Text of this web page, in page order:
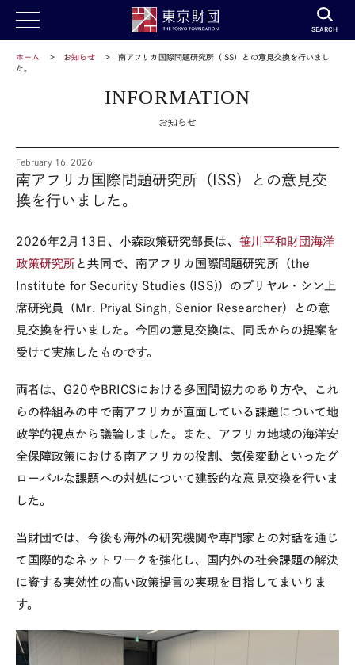
SEARCH
ホーム お知らせ
南アフリカ国際問題研究所（ISS）との意見交換を行いまし
た。
INFORMATION
お知らせ
February 16, 2026
南アフリカ国際問題研究所（ISS）との意見交
換を行いました。
2026年2 月 13 日、小森政策研究部長は、 笹川平和財団海洋
政策研究所 と共同で、南アフリカ国際問題研究所（the
Institute for Security Studies (ISS) ）のプリヤル・シン上
席研究員（ Mr. Priyal Singh, Senior Researcher）との意
見交換を行いました。今回の意見交換は、同氏からの提案を
受けて実施したものです。
両者は、 G20 や BRICS における多国間協力のあり方や、これ
らの枠組みの中で南アフリカが直面している課題について地
政学的視点から議論しました。また、アフリカ地域の海洋安
全保障政策における南アフリカの役割、気候変動といったグ
ローバルな課題への対処について建設的な意見交換を行いま
した。
当財団では、今後も海外の研究機関や専門家との対話を通じ
て国際的なネットワークを強化し、国内外の社会課題の解決
に資する実効性の高い政策提言の実現を目指してまいりま
す。